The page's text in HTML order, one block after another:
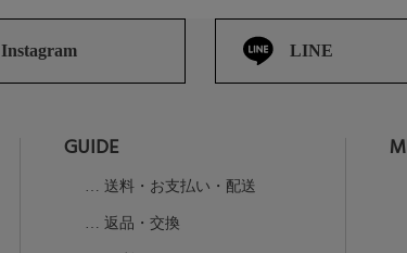
Instagram LINE
GUIDE
送料・お支払い・配送
返品・交換